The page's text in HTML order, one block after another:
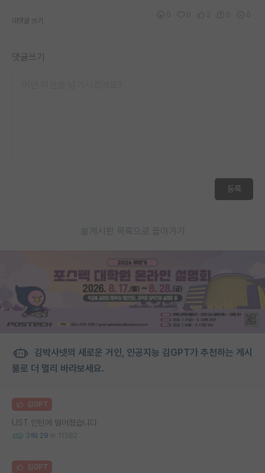
대댓글 쓰기
댓글쓰기
등록
게시판 목록으로 돌아가기
김박사넷의 새로운 거인, 인공지능 김GPT가 추천하는 게시
물로 더 멀리 바라보세요.
김GPT
UST 인턴에 떨어졌습니다
3 29 11382
김GPT